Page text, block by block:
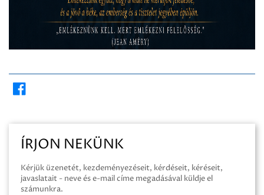
ÍRJON NEKÜNK
Kérjük üzenetét, kezdeményezéseit, kérdéseit, kéréseit,
javaslatait - neve és e-mail címe megadásával küldje el
számunkra.